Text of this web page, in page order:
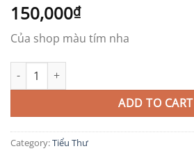
150,000₫
Của shop màu tím nha
TIT158 quantity
ADD TO CART
Category:Tiểu Thư